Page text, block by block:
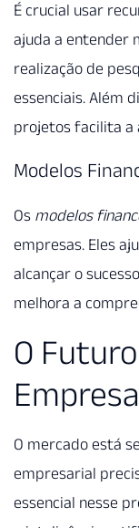
É crucial usar
ajuda a entender
realização de
essenciais. Além
projetos facilita a
Modelos
Os modelos
empresas. Eles
alcançar o
melhora a
O
O mercado está
empresarial
essencial nesse